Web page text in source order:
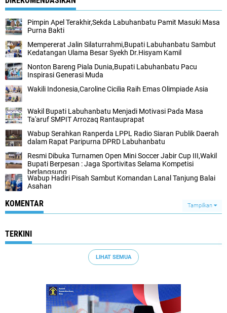
Pimpin Apel Terakhir,Sekda Labuhanbatu Pamit Masuki Masa
Purna Bakti
Mempererat Jalin Silaturrahmi,Bupati Labuhanbatu Sambut
Kedatangan Ulama Besar Syekh Dr.Hisyam Kamil
Nonton Bareng Piala Dunia,Bupati Labuhanbatu Pacu
Inspirasi Generasi Muda
Wakili Indonesia,Caroline Cicilia Raih Emas Olimpiade Asia
Wakil Bupati Labuhanbatu Menjadi Motivasi Pada Masa
Ta'aruf SMPIT Arrozaq Rantauprapat
Wabup Serahkan Ranperda LPPL Radio Siaran Publik Daerah
dalam Rapat Paripurna DPRD Labuhanbatu
Resmi Dibuka Turnamen Open Mini Soccer Jabir Cup III,Wakil
Bupati Berpesan : Jaga Sportivitas Selama Kompetisi
berlangsung
Wabup Hadiri Pisah Sambut Komandan Lanal Tanjung Balai
Asahan
KOMENTAR Tampilkan
TERKINI
LIHAT SEMUA